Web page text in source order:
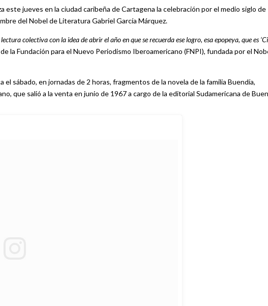
este jueves en la ciudad caribeña de Cartagena la celebración por el medio siglo de
del Nobel de Literatura Gabriel García Márquez.
colectiva con la idea de abrir el año en que se recuerda ese logro, esa epopeya, que es
la Fundación para el Nuevo Periodismo Iberoamericano (FNPI), fundada por el
sábado, en jornadas de 2 horas, fragmentos de la novela de la familia Buendía,
que salió a la venta en junio de 1967 a cargo de la editorial Sudamericana de